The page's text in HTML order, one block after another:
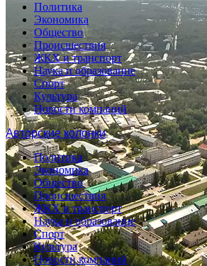
Политика
Экономика
Общество
Происшествия
ЖКХ и транспорт
Наука и образование
Спорт
Культура
Новости компаний
Авторские колонки
Политика
Экономика
Общество
Происшествия
ЖКХ и транспорт
Наука и образование
Спорт
Культура
Новости компаний